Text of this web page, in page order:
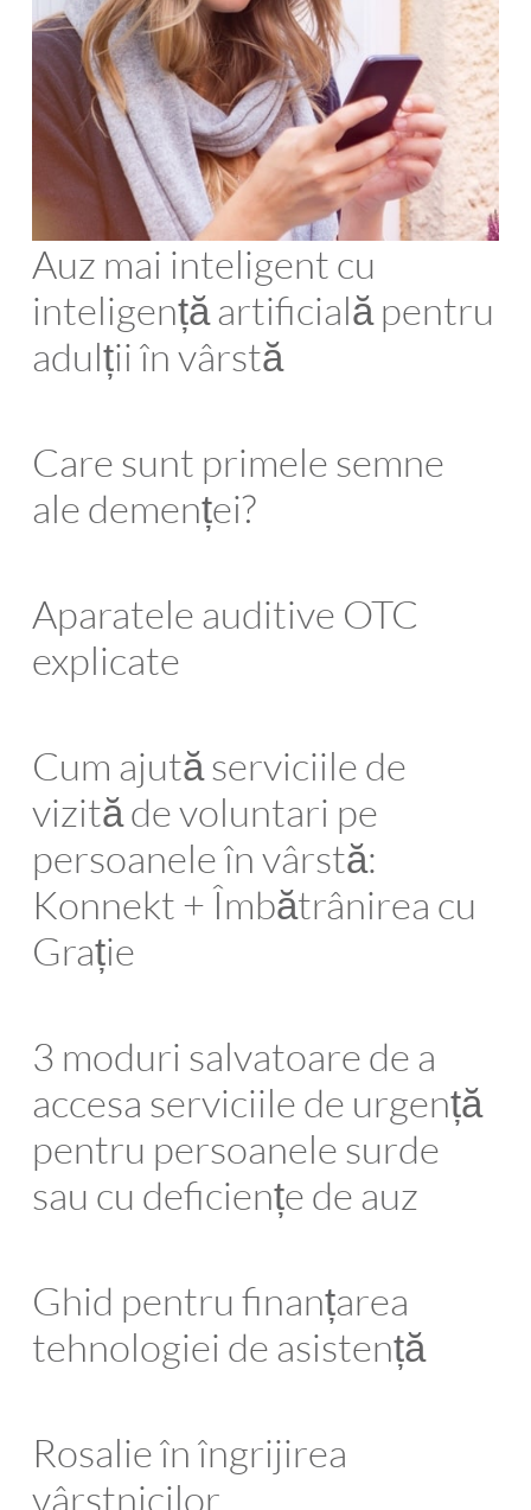
Auz mai inteligent cu
inteligență artificială pentru
adulții în vârstă
Care sunt primele semne
ale demenței?
Aparatele auditive OTC
explicate
Cum ajută serviciile de
vizită de voluntari pe
persoanele în vârstă:
Konnekt + Îmbătrânirea cu
Grație
3 moduri salvatoare de a
accesa serviciile de urgență
pentru persoanele surde
sau cu deficiențe de auz
Ghid pentru finanțarea
tehnologiei de asistență
Rosalie în îngrijirea
vârstnicilor